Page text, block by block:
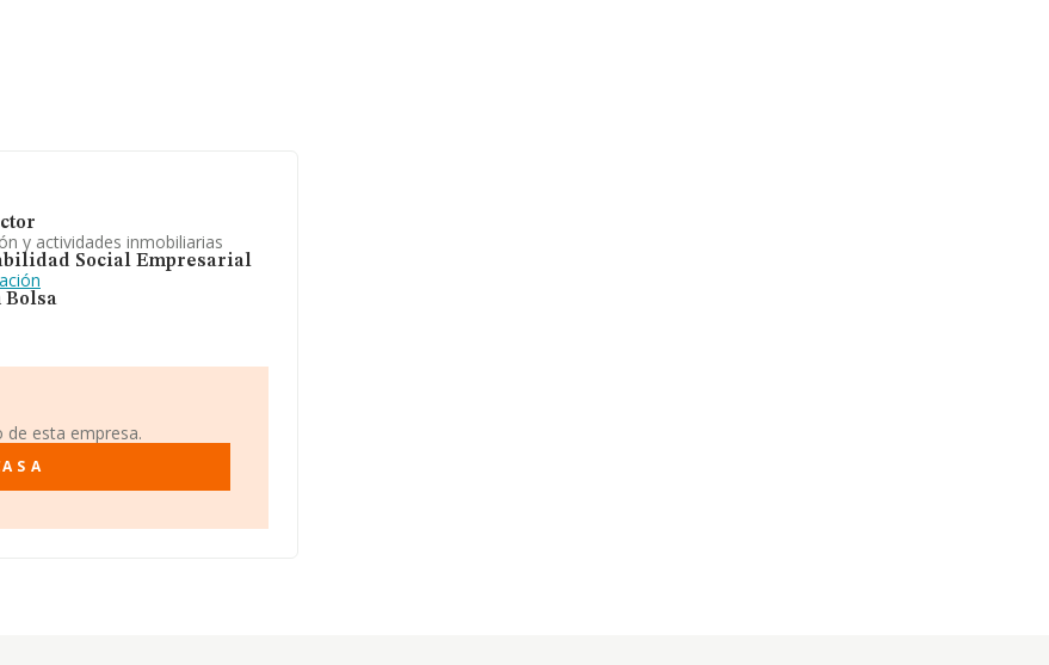
y actividades inmobiliarias
Social Empresarial
Bolsa
esta empresa.
S A